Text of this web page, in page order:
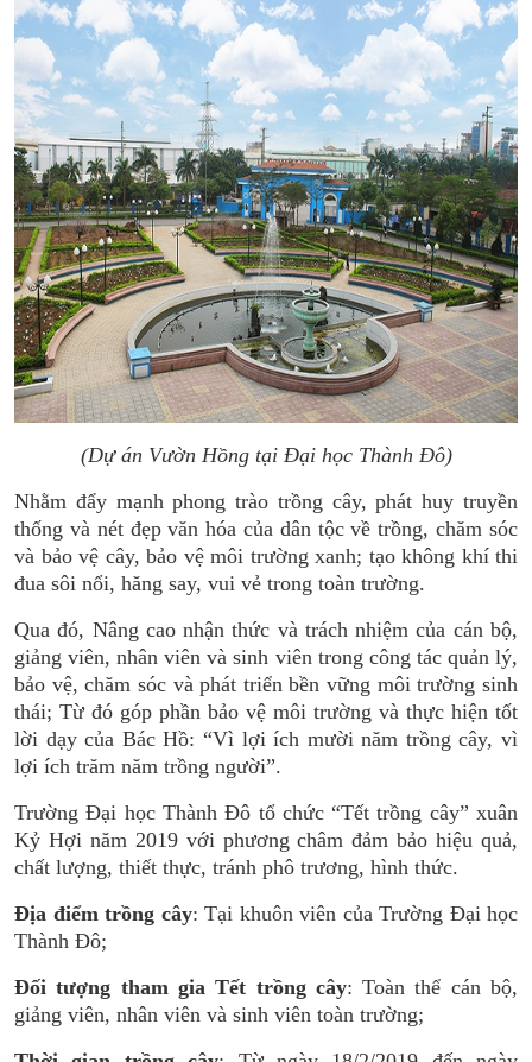
(Dự án Vườn Hồng tại Đại học Thành Đô)
Nhằm đẩy mạnh phong trào trồng cây, phát huy truyền
thống và nét đẹp văn hóa của dân tộc về trồng, chăm sóc
và bảo vệ cây, bảo vệ môi trường xanh; tạo không khí thi
đua sôi nổi, hăng say, vui vẻ trong toàn trường.
Qua đó, Nâng cao nhận thức và trách nhiệm của cán bộ,
giảng viên, nhân viên và sinh viên trong công tác quản lý,
bảo vệ, chăm sóc và phát triển bền vững môi trường sinh
thái; Từ đó góp phần bảo vệ môi trường và thực hiện tốt
lời dạy của Bác Hồ: “Vì lợi ích mười năm trồng cây, vì
lợi ích trăm năm trồng người”.
Trường Đại học Thành Đô tổ chức “Tết trồng cây” xuân
Kỷ Hợi năm 2019 với phương châm đảm bảo hiệu quả,
chất lượng, thiết thực, tránh phô trương, hình thức.
Địa điểm trồng cây: Tại khuôn viên của Trường Đại học
Thành Đô;
Đối tượng tham gia Tết trồng cây: Toàn thể cán bộ,
giảng viên, nhân viên và sinh viên toàn trường;